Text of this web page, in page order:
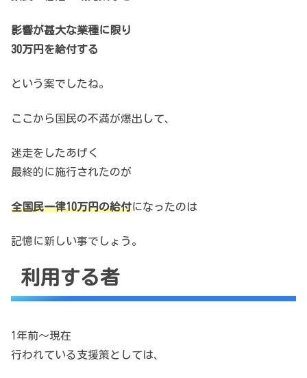
影響が甚大な業種に限り
30万円を給付する
という案でしたね。
ここから国民の不満が爆出して、
迷走をしたあげく
最終的に施行されたのが
全国民一律10万円の給付になったのは
記憶に新しい事でしょう。
利用する者
1年前～現在
行われている支援策としては、